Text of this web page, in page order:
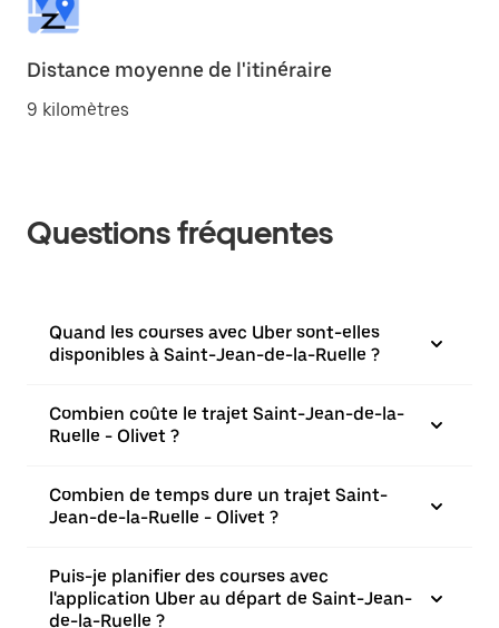
Distance moyenne de l'itinéraire
9 kilomètres
Questions fréquentes
Quand les courses avec Uber sont-elles
disponibles à Saint-Jean-de-la-Ruelle ?
Combien coûte le trajet Saint-Jean-de-la-
Ruelle - Olivet ?
Combien de temps dure un trajet Saint-
Jean-de-la-Ruelle - Olivet ?
Puis-je planifier des courses avec
l'application Uber au départ de Saint-Jean-
de-la-Ruelle ?